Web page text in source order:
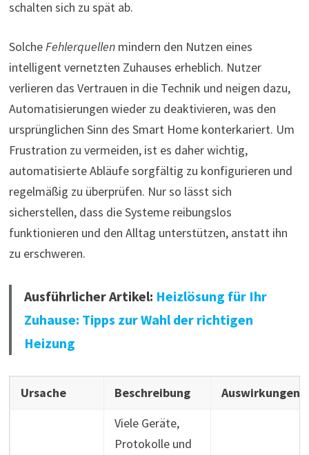
schalten sich zu spät ab.
SolcheFehlerquellenmindern den Nutzen eines
intelligent vernetzten Zuhauses erheblich. Nutzer
verlieren das Vertrauen in die Technik und neigen dazu,
Automatisierungen wieder zu deaktivieren, was den
ursprünglichen Sinn des Smart Home konterkariert. Um
Frustration zu vermeiden, ist es daher wichtig,
automatisierte Abläufe sorgfältig zu konfigurieren und
regelmäßig zu überprüfen. Nur so lässt sich
sicherstellen, dass die Systeme reibungslos
funktionieren und den Alltag unterstützen, anstatt ihn
zu erschweren.
Ausführlicher Artikel: Heizlösung für Ihr
Zuhause: Tipps zur Wahl der richtigen
Heizung
Ursache Beschreibung Auswirkungen
Viele Geräte,
Protokolle und